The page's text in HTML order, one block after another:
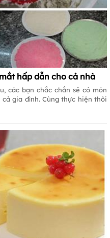
hấp dẫn cho cả nhà
các bạn chắc chắn sẽ có món
gia đình. Cùng thực hiện thôi